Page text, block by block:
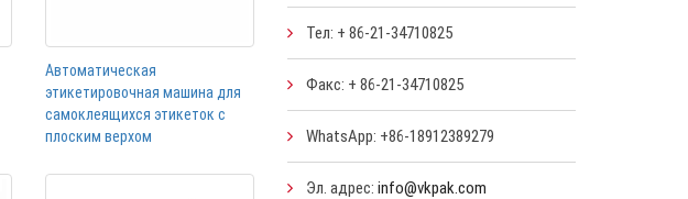
Автоматическая
этикетировочная машина для
самоклеящихся этикеток с
плоским верхом
Тел: + 86-21-34710825
Факс: + 86-21-34710825
WhatsApp: +86-18912389279
Эл. адрес: info@vkpak.com